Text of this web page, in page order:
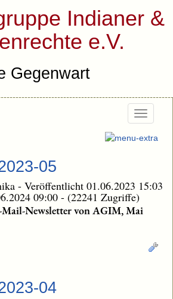
Indianer &
e.V.
Gegenwart
05
- Veröffentlicht 01.06.2023 15:03
09:00 - (22241 Zugriffe)
Newsletter von AGIM, Mai
04